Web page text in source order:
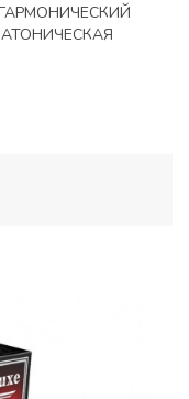
ГАРМОНИЧЕСКИЙ